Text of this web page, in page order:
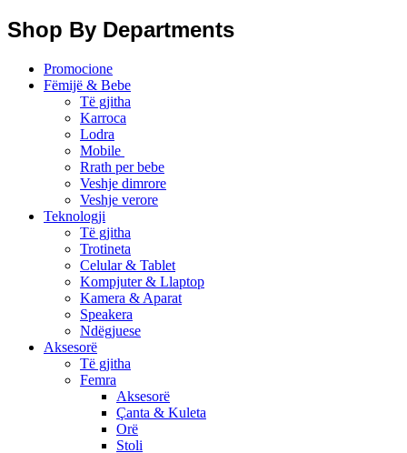
Shop By Departments
Promocione
Fëmijë & Bebe
Të gjitha
Karroca
Lodra
Mobile
Rrath per bebe
Veshje dimrore
Veshje verore
Teknologji
Të gjitha
Trotineta
Celular & Tablet
Kompjuter & Llaptop
Kamera & Aparat
Speakera
Ndëgjuese
Aksesorë
Të gjitha
Femra
Aksesorë
Çanta & Kuleta
Orë
Stoli